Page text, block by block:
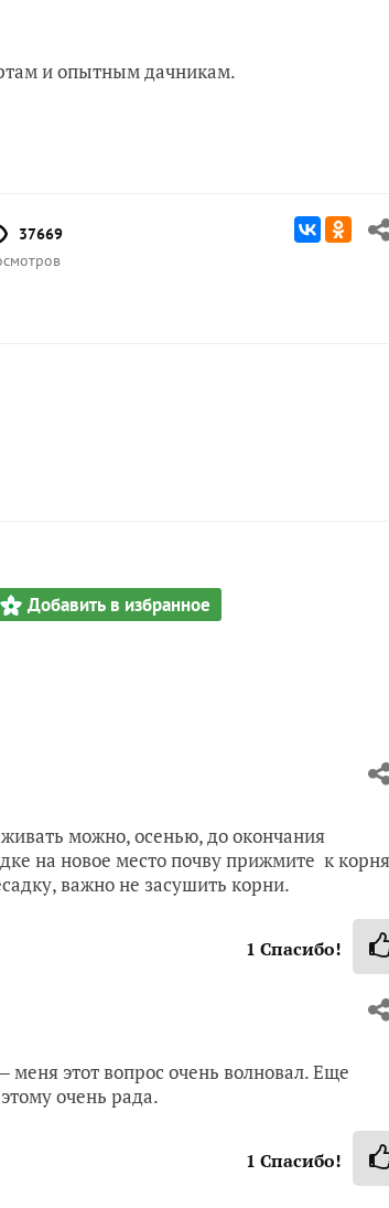
и опытным дачникам.
37669
Добавить в избранное
можно, осенью, до окончания
на новое место почву прижмите к
важно не засушить корни.
1 Спасибо!
этот вопрос очень волновал. Еще
очень рада.
1 Спасибо!